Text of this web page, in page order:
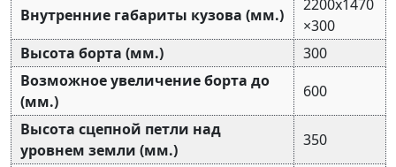
Внутренние габариты кузова (мм.)
2200х1470
×300
Высота борта (мм.)
300
Возможное увеличение борта до
(мм.)
600
Высота сцепной петли над
уровнем земли (мм.)
350